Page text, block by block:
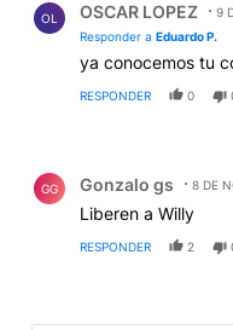
OL OSCAR LOPEZ
9
Responder a Eduardo P.
ya conocemos tu
RESPONDER 0
GG Gonzalo gs 8 DE
Liberen a Willy
RESPONDER 2